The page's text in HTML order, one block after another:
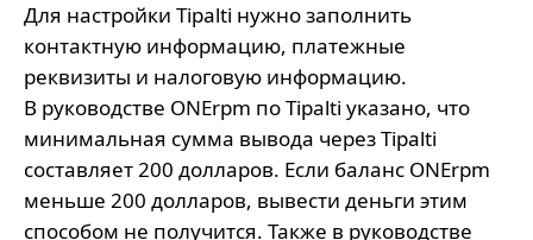
Для настройки Tipalti нужно заполнить
контактную информацию, платежные
реквизиты и налоговую информацию.
В руководстве ONErpm по Tipalti указано, что
минимальная сумма вывода через Tipalti
составляет 200 долларов. Если баланс ONErpm
меньше 200 долларов, вывести деньги этим
способом не получится. Также в руководстве